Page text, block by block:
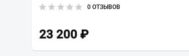
0 ОТЗЫВОВ
23 200 ₽